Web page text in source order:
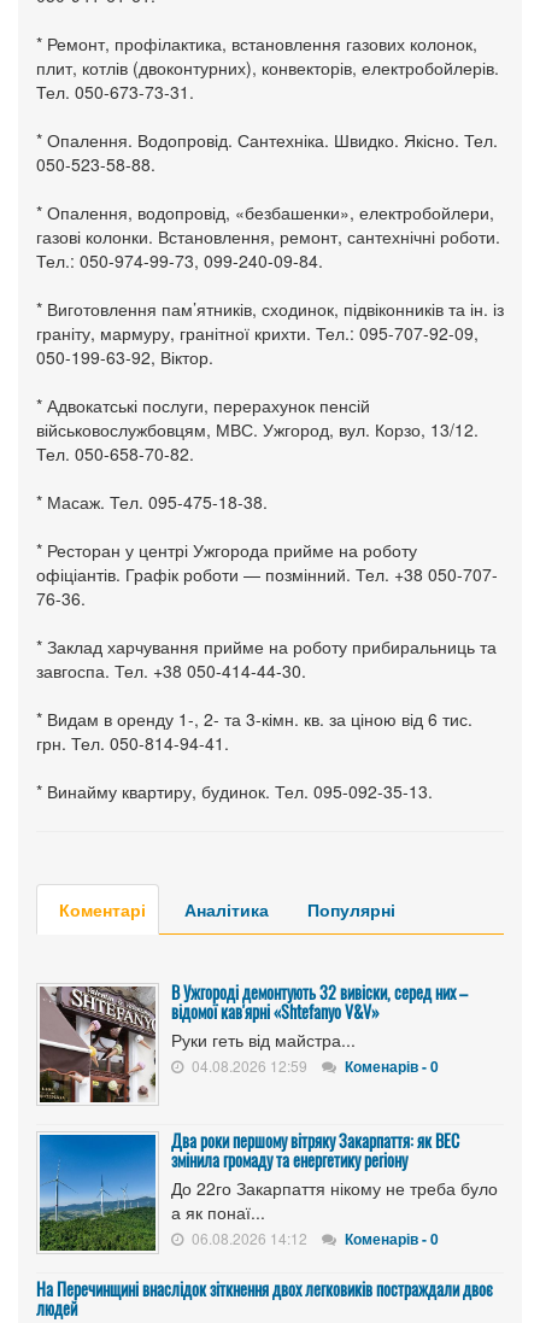
* Ремонт, профілактика, встановлення газових колонок,
плит, котлів (двоконтурних), конвекторів, електробойлерів.
Тел. 050-673-73-31.
* Опалення. Водопровід. Сантехніка. Швидко. Якісно. Тел.
050-523-58-88.
* Опалення, водопровід, «безбашенки», електробойлери,
газові колонки. Встановлення, ремонт, сантехнічні роботи.
Тел.: 050-974-99-73, 099-240-09-84.
* Виготовлення пам’ятників, сходинок, підвіконників та ін. із
граніту, мармуру, гранітної крихти. Тел.: 095-707-92-09,
050-199-63-92, Віктор.
* Адвокатські послуги, перерахунок пенсій
військовослужбовцям, МВС. Ужгород, вул. Корзо, 13/12.
Тел. 050-658-70-82.
* Масаж. Тел. 095-475-18-38.
* Ресторан у центрі Ужгорода прийме на роботу
офіціантів. Графік роботи — позмінний. Тел. +38 050-707-
76-36.
* Заклад харчування прийме на роботу прибиральниць та
завгоспа. Тел. +38 050-414-44-30.
* Видам в оренду 1-, 2- та 3-кімн. кв. за ціною від 6 тис.
грн. Тел. 050-814-94-41.
* Винайму квартиру, будинок. Тел. 095-092-35-13.
Коментарі Аналітика Популярні
В Ужгороді демонтують 32 вивіски, серед них –
відомої кав'ярні «Shtefanyo V&V»
Руки геть від майстра...
04.08.2026 12:59 Коменарів - 0
Два роки першому вітряку Закарпаття: як ВЕС
змінила громаду та енергетику регіону
До 22го Закарпаття нікому не треба було
а як понаї...
06.08.2026 14:12 Коменарів - 0
На Перечинщині внаслідок зіткнення двох легковиків постраждали двоє
людей